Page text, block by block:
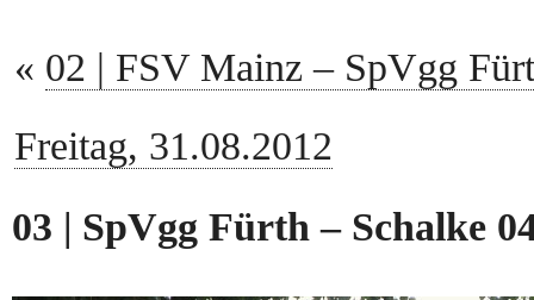
« 02 | FSV Mainz – SpVgg
Freitag, 31.08.2012
03 | SpVgg Fürth – Schalke